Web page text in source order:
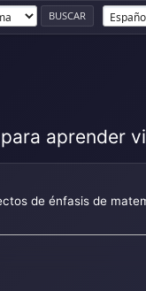
aprender
de énfasis de